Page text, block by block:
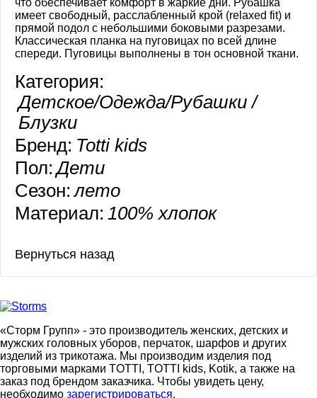
что обеспечивает комфорт в жаркие дни. Рубашка
имеет свободный, расслабленный крой (relaxed fit) и
прямой подол с небольшими боковыми разрезами.
Классическая планка на пуговицах по всей длине
спереди. Пуговицы выполнены в тон основной ткани.
Категория:
Детское/Одежда/Рубашки /
Блузки
Бренд: Totti kids
Пол: Дети
Сезон: лето
Материал: 100% хлопок
«Сторм Групп» - это производитель женских, детских и
мужских головных уборов, перчаток, шарфов и других
изделий из трикотажа. Мы производим изделия под
торговыми марками TOTTI, TOTTI kids, Kotik, а также на
заказ под брендом заказчика. Чтобы увидеть цену,
необходимо зарегистрироваться.